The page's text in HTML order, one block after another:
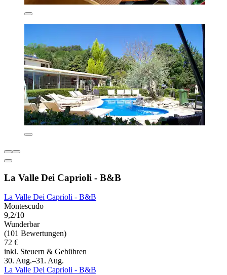
La Valle Dei Caprioli - B&B
La Valle Dei Caprioli - B&B
Montescudo
9,2/10
Wunderbar
(101 Bewertungen)
72 €
inkl. Steuern & Gebühren
30. Aug.–31. Aug.
La Valle Dei Caprioli - B&B